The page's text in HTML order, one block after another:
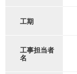
工期
工事担当者
名